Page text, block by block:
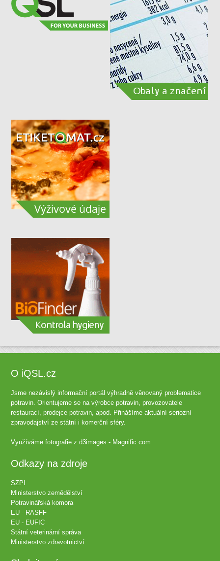
O iQSL.cz
Jsme nezávislý informační portál výhradně věnovaný problematice
potravin. Orientujeme se na výrobce potravin, provozovatele
restaurací, prodejce potravin, apod. Přinášíme aktuální seriozní
zpravodajství ze státní i komerční sféry.
Využíváme fotografie zd3images - Magnific.com
Odkazy na zdroje
SZPI
Ministerstvo zemědělství
Potravinářská komora
EU - RASFF
EU - EUFIC
Státní veterinární správa
Ministerstvo zdravotnictví